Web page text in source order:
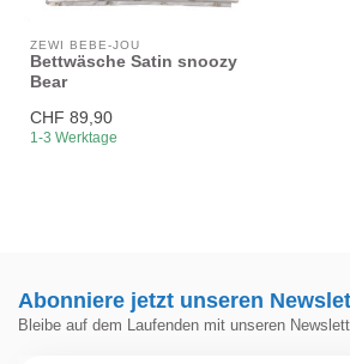
ZEWI BÉBÉ-JOU
Bettwäsche Satin snoozy
Bear
CHF 89,90
1-3 Werktage
Abonniere jetzt unseren
Bleibe auf dem Laufenden mit unseren